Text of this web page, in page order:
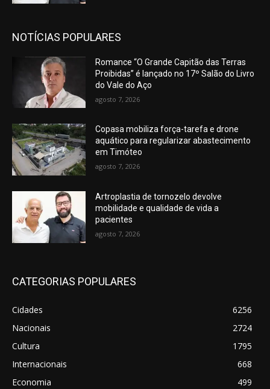
NOTÍCIAS POPULARES
Romance “O Grande Capitão das Terras
Proibidas” é lançado no 17º Salão do Livro
do Vale do Aço
agosto 7, 2026
Copasa mobiliza força-tarefa e drone
aquático para regularizar abastecimento
em Timóteo
agosto 7, 2026
Artroplastia de tornozelo devolve
mobilidade e qualidade de vida a
pacientes
agosto 7, 2026
CATEGORIAS POPULARES
Cidades
6256
Nacionais
2724
Cultura
1795
Internacionais
668
Economia
499